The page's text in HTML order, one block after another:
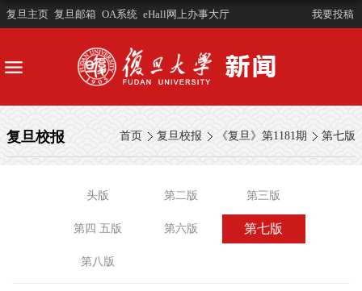
复旦主页 复旦邮箱 OA系统 eHall网上办事大厅 我要投稿
首页 复旦校报 《复旦》第1181期 第七版
复旦校报
头版 第二版 第三版
第四 五版 第六版 第七版
第八版